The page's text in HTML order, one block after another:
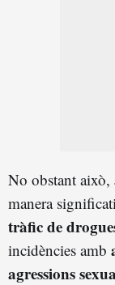
No obstant això,
manera
tràfic de
incidències amb
agressions